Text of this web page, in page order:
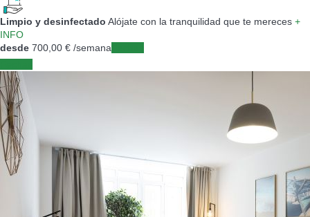
Limpio y desinfectado Alójate con la tranquilidad que te mereces +
INFO
desde 700, 00 € /semana